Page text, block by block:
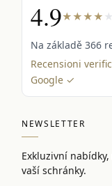
4.9★★★★ ★
Na základě 366
Recensioni
Google ✓
NEWSLETTER
Exkluzivní
vaší schránky.